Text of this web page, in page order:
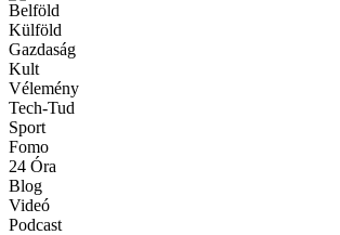
Belföld
Külföld
Gazdaság
Kult
Vélemény
Tech-Tud
Sport
Fomo
24 Óra
Blog
Videó
Podcast